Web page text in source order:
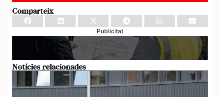
Comparteix
Publicitat
Notícies relacionades